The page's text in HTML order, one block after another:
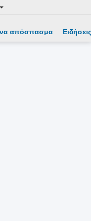
απόσπασμα